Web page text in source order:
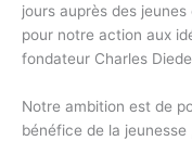
jours auprès des
pour notre action aux
fondateur Charles
Notre ambition est de
bénéfice de la